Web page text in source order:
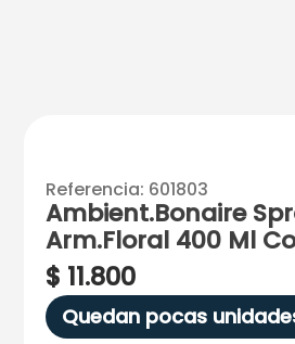
Referencia: 601803
Ambient.Bonaire
Arm.Floral 400 Ml
$ 11.800
Quedan pocas